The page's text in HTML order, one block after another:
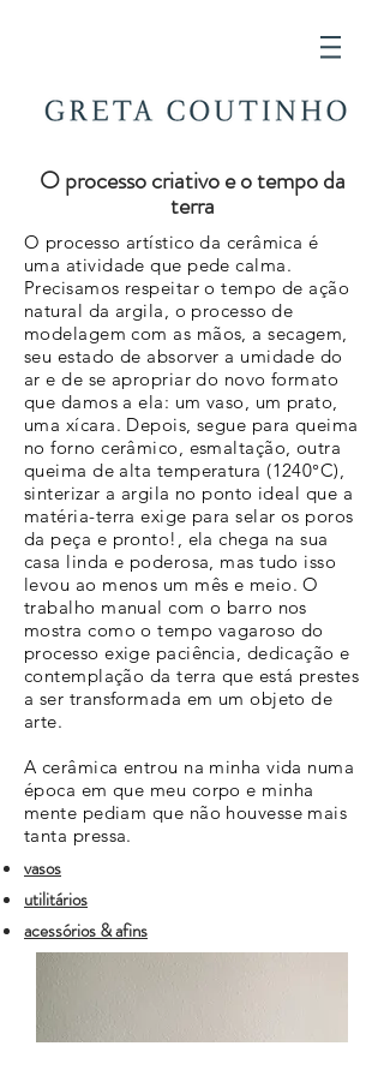
O processo criativo e o tempo da
terra
O processo artístico da cerâmica é
uma atividade que pede calma.
Precisamos respeitar o tempo de ação
natural da argila, o processo de
modelagem com as mãos, a secagem,
seu estado de absorver a umidade do
ar e de se apropriar do novo formato
que damos a ela: um vaso, um prato,
uma xícara. Depois, segue para queima
no forno cerâmico, esmaltação, outra
queima de alta temperatura (1240°C),
sinterizar a argila no ponto ideal que a
matéria-terra exige para selar os poros
da peça e pronto!, ela chega na sua
casa linda e poderosa, mas tudo isso
levou ao menos um mês e meio. O
trabalho manual com o barro nos
mostra como o tempo vagaroso do
processo exige paciência, dedicação e
contemplação da terra que está prestes
a ser transformada em um objeto de
arte.
A cerâmica entrou na minha vida numa
época em que meu corpo e minha
mente pediam que não houvesse mais
tanta pressa.
vasos
utilitários
acessórios & afins